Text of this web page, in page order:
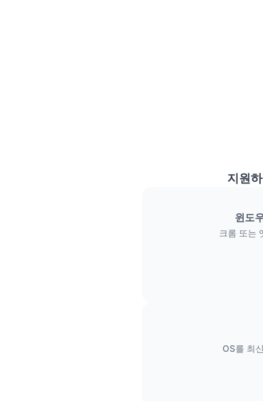
지원
윈도
크롬 또는
OS를 최